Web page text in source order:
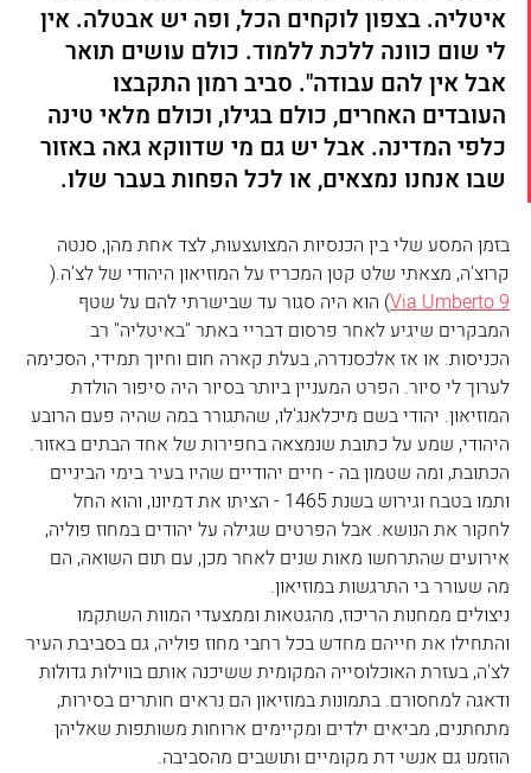
איטליה. בצפון לוקחים הכל, ופה יש אבטלה. אין
לי שום כוונה ללכת ללמוד. כולם עושים תואר
אבל אין להם עבודה". סביב רמון התקבצו
העובדים האחרים, כולם בגילו, וכולם מלאי טינה
כלפי המדינה. אבל יש גם מי שדווקא גאה באזור
שבו אנחנו נמצאים, או לכל הפחות בעבר שלו.
בזמן המסע שלי בין הכנסיות המצועצעות, לצד אחת מהן, סנטה
קרוצ'ה, מצאתי שלט קטן המכריז על המוזיאון היהודי של לצ'ה.(
Via Umberto 9) הוא היה סגור עד שבישרתי להם על שטף
המבקרים שיגיע לאחר פרסום דבריי באתר "באיטליה" רב
הכניסות. או אז אלכסנדרה, בעלת קארה חום וחיוך תמידי, הסכימה
לערוך לי סיור. הפרט המעניין ביותר בסיור היה סיפור הולדת
המוזיאון. יהודי בשם מיכלאנג'לו, שהתגורר במה שהיה פעם הרובע
היהודי, שמע על כתובת שנמצאה בחפירות של אחד הבתים באזור.
הכתובת, ומה שטמון בה - חיים יהודיים שהיו בעיר בימי הביניים
ותמו בטבח וגירוש בשנת 1465 - הציתו את דמיונו, והוא החל
לחקור את הנושא. אבל הפרטים שגילה על יהודים במחוז פוליה,
אירועים שהתרחשו מאות שנים לאחר מכן, עם תום השואה, הם
מה שעורר בי התרגשות במוזיאון.
ניצולים ממחנות הריכוז, מהגטאות וממצעדי המוות השתקמו
והתחילו את חייהם מחדש בכל רחבי מחוז פוליה, גם בסביבת העיר
לצ'ה, בעזרת האוכלוסייה המקומית ששיכנה אותם בווילות גדולות
ודאגה למחסורם. בתמונות במוזיאון הם נראים חותרים בסירות,
מתחתנים, מביאים ילדים ומקיימים ארוחות משותפות שאליהן
הוזמנו גם אנשי דת מקומיים ותושבים מהסביבה.